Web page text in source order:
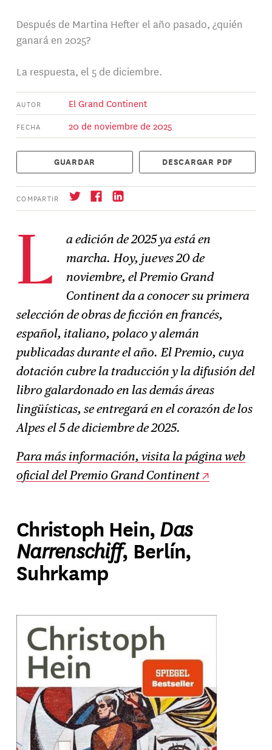
Después de Martina Hefter el año pasado, ¿quién
ganará en 2025?
La respuesta, el 5 de diciembre.
AUTOR El Grand Continent
FECHA 20 de noviembre de 2025
GUARDAR DESCARGAR PDF
COMPARTIR
Suscríbase
L
a edición de 2025 ya está en
marcha. Hoy, jueves 20 de
noviembre, el Premio Grand
Continent da a conocer su primera
selección de obras de ficción en francés,
español, italiano, polaco y alemán
publicadas durante el año. El Premio, cuya
dotación cubre la traducción y la difusión del
libro galardonado en las demás áreas
lingüísticas, se entregará en el corazón de los
Alpes el 5 de diciembre de 2025.
Para más información, visita la página web
oficial del Premio Grand Continent
Christoph Hein,Das
Narrenschiff, Berlín,
Suhrkamp